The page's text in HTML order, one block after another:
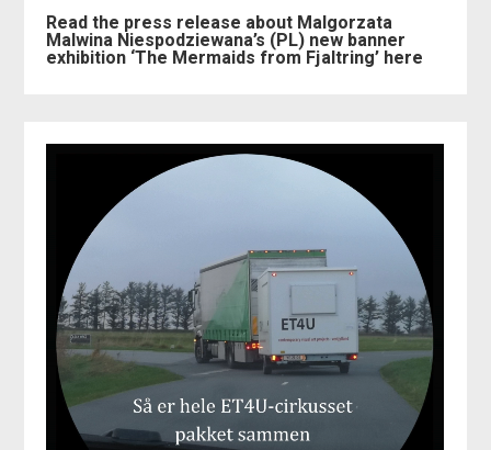
Read the press release about Malgorzata
Malwina Niespodziewana’s (PL) new banner
exhibition ‘The Mermaids from Fjaltring’ here